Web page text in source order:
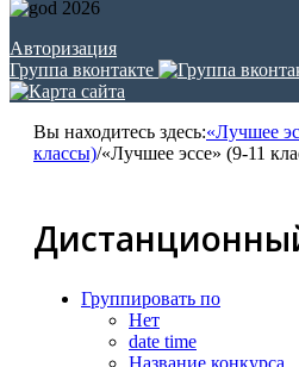
Авторизация
Группа вконтакте
Вы находитесь здесь:«Лучшее
классы)/«Лучшее эссе» (9-11
Группировать по
Нет
date time